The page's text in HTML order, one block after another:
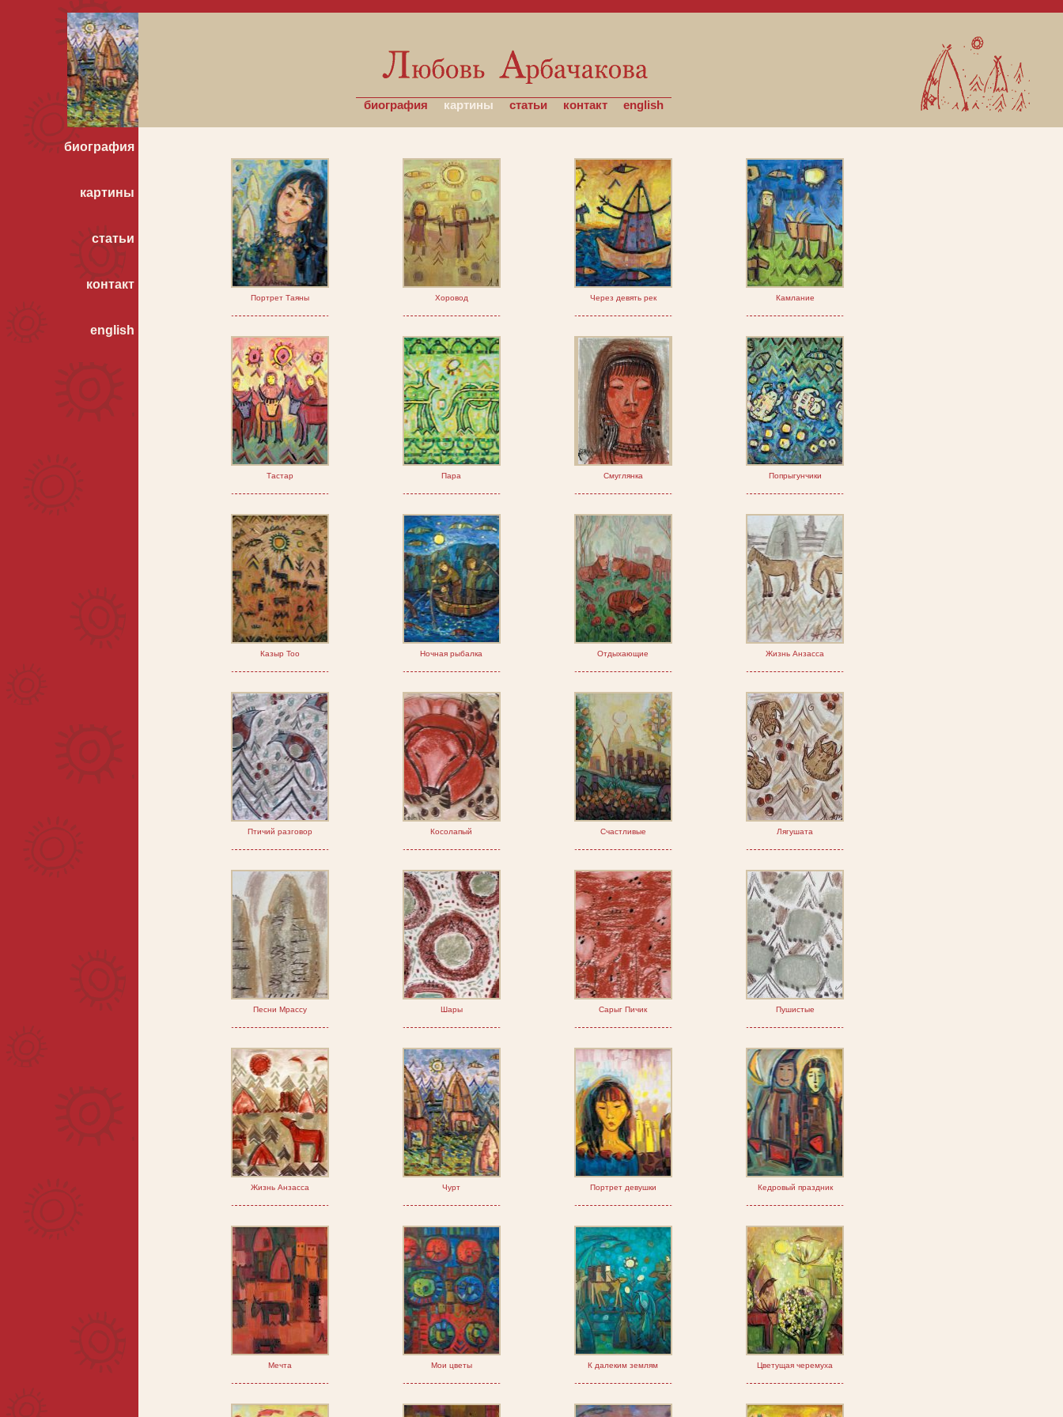
биография картины статьи контакт english
биография
картины
статьи
контакт
english
Портрет Таяны Хоровод Через девять рек Камлание
Тастар Пара Смуглянка Попрыгунчики
Казыр Тоо Ночная рыбалка Отдыхающие Жизнь Анзасса
Птичий разговор Косолапый Счастливые Лягушата
Песни Мрассу Шары Сарыг Пичик Пушистые
Жизнь Анзасса Чурт Портрет девушки Кедровый праздник
Мечта Мои цветы К далеким землям Цветущая черемуха